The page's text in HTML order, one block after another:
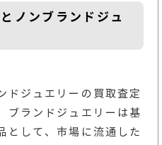
ノンブランドジュ
ドジュエリーの買取査定
ブランドジュエリーは基
として、市場に流通した